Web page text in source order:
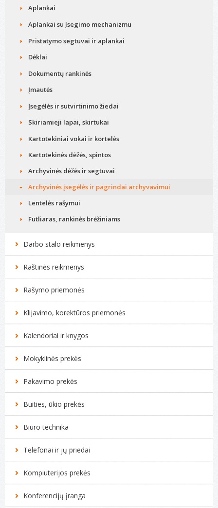
Aplankai
Aplankai su įsegimo mechanizmu
Pristatymo segtuvai ir aplankai
Dėklai
Dokumentų rankinės
Įmautės
Įsegėlės ir sutvirtinimo žiedai
Skiriamieji lapai, skirtukai
Kartotekiniai vokai ir kortelės
Kartotekinės dėžės, spintos
Archyvinės dėžės ir segtuvai
Archyvinės įsegėlės ir pagrindai archyvavimui
Lentelės rašymui
Futliaras, rankinės brėžiniams
Darbo stalo reikmenys
Raštinės reikmenys
Rašymo priemonės
Klijavimo, korektūros priemonės
Kalendoriai ir knygos
Mokyklinės prekės
Pakavimo prekės
Buities, ūkio prekės
Biuro technika
Telefonai ir jų priedai
Kompiuterijos prekės
Konferencijų įranga